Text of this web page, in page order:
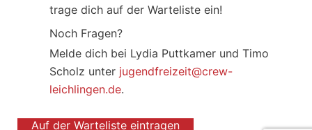
trage dich auf der Warteliste ein!
Noch Fragen?
Melde dich bei Lydia Puttkamer und Timo
Scholz unter jugendfreizeit@crew-
leichlingen.de.
Auf der Warteliste eintragen